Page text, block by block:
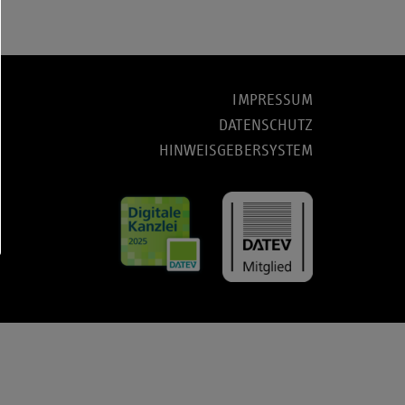
IMPRESSUM
DATENSCHUTZ
HINWEISGEBERSYSTEM